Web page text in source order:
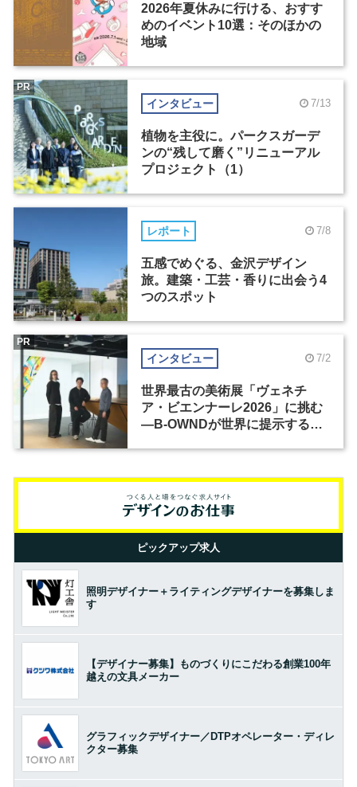
2026年夏休みに行ける、おすす
めのイベント10選：そのほかの
地域
インタビュー 7/13
植物を主役に。パークスガーデ
ンの“残して磨く”リニューアル
プロジェクト（1）
PR
レポート 7/8
五感でめぐる、金沢デザイン
旅。建築・工芸・香りに出会う4
つのスポット
インタビュー 7/2
世界最古の美術展「ヴェネチ
ア・ビエンナーレ2026」に挑む
―B-OWNDが世界に提示する美
PR
ピックアップ求人
照明デザイナー＋ライティングデザイナーを募集しま
す
【デザイナー募集】ものづくりにこだわる創業100年
越えの文具メーカー
グラフィックデザイナー／DTPオペレーター・ディレ
クター募集